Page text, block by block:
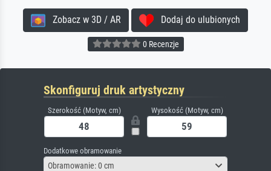
Zobacz w 3D / AR Dodaj do ulubionych
0 Recenzje
Skonfiguruj druk artystyczny
Szerokość (Motyw, cm) Wysokość (Motyw, cm)
Dodatkowe obramowanie
Obramowanie: 0 cm